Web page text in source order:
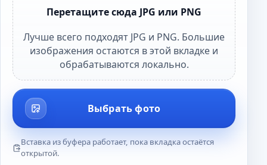
Перетащите сюда JPG или PNG
Лучше всего подходят JPG и PNG. Большие
изображения остаются в этой вкладке и
обрабатываются локально.
Выбрать фото
Вставка из буфера работает, пока вкладка остаётся
открытой.